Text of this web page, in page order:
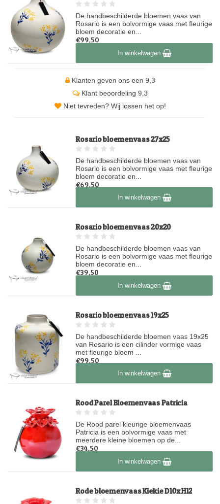
De handbeschilderde bloemen vaas van
Rosario is een bolvormige vaas met fleurige
bloem decoratie en...
€99,50
Op voorraadIn winkelwagen
Klanten geven ons een 9,3
Klant beoordeling 9,3
Niet tevreden? Wij lossen het op!
Rosario bloemenvaas 27x25
De handbeschilderde bloemen vaas van
Rosario is een bolvormige vaas met fleurige
bloem decoratie en...
€69,50
Op voorraadIn winkelwagen
Rosario bloemenvaas 20x20
De handbeschilderde bloemen vaas van
Rosario is een bolvormige vaas met fleurige
bloem decoratie en...
€39,50
Op voorraadIn winkelwagen
Rosario bloemenvaas 19x25
De handbeschilderde bloemen vaas 19x25
van Rosario is een cilinder vormige vaas
met fleurige bloem ...
€99,50
Op voorraadIn winkelwagen
Rood Parel Bloemenvaas Patricia
De Rood parel kleurige bloemenvaas
Patricia is een bolvormige vaas met
meerdere kleine bloemen op de...
€34,50
Op voorraadIn winkelwagen
Rode bloemenvaas Kiekie D10x H12